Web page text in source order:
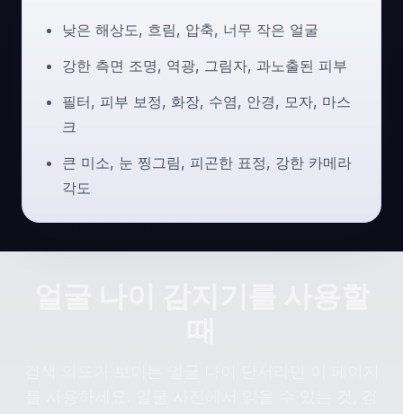
낮은 해상도, 흐림, 압축, 너무 작은 얼굴
강한 측면 조명, 역광, 그림자, 과노출된 피부
필터, 피부 보정, 화장, 수염, 안경, 모자, 마스
크
큰 미소, 눈 찡그림, 피곤한 표정, 강한 카메라
각도